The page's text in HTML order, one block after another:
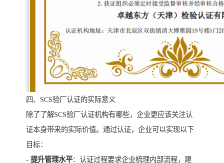
四、SCS验厂认证的实际意义
除了了解SCS验厂认证机构有哪些，企业更应该关注认
证本身带来的实际价值。通过认证，企业可以实现以下
目标：
- 提升管理水平：认证过程要求企业梳理内部流程，建